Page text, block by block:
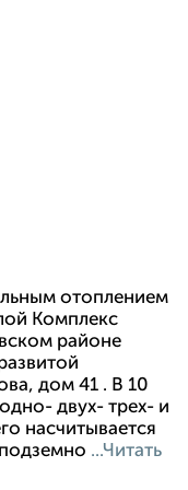
отоплением
Комплекс
районе
дом 41 . В 10
двух- трех- и
насчитывается
...Читать